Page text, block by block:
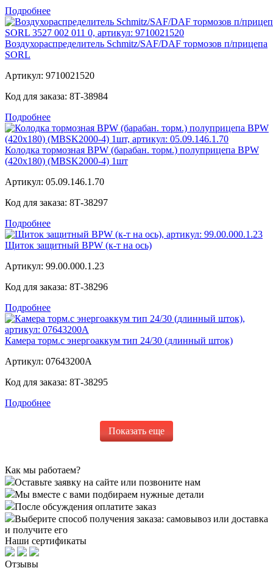
Подробнее
Воздухораспределитель Schmitz/SAF/DAF тормозов п/прицепа
SORL
Артикул: 9710021520
Код для заказа: 8Т-38984
Подробнее
Колодка тормозная BPW (барабан. торм.) полуприцепа BPW
(420x180) (MBSK2000-4) 1шт
Артикул: 05.09.146.1.70
Код для заказа: 8Т-38297
Подробнее
Щиток защитный BPW (к-т на ось)
Артикул: 99.00.000.1.23
Код для заказа: 8Т-38296
Подробнее
Камера торм.с энергоаккум тип 24/30 (длинный шток)
Артикул: 07643200A
Код для заказа: 8Т-38295
Подробнее
Показать еще
Как мы работаем?
Оставьте заявку на сайте или позвоните нам
Мы вместе с вами подбираем нужные детали
После обсуждения оплатите заказ
Выберите способ получения заказа: самовывоз или доставка
и получите его
Наши сертификаты
Отзывы